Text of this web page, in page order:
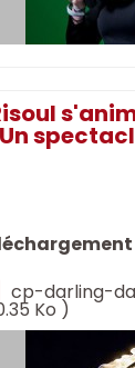
Un
cp-darling-
Ko )